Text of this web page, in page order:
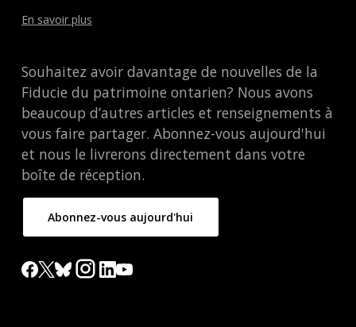
En savoir plus
Souhaitez avoir davantage de nouvelles de la
Fiducie du patrimoine ontarien? Nous avons
beaucoup d’autres articles et renseignements à
vous faire partager. Abonnez-vous aujourd'hui
et nous le livrerons directement dans votre
boîte de réception.
Abonnez-vous aujourd'hui